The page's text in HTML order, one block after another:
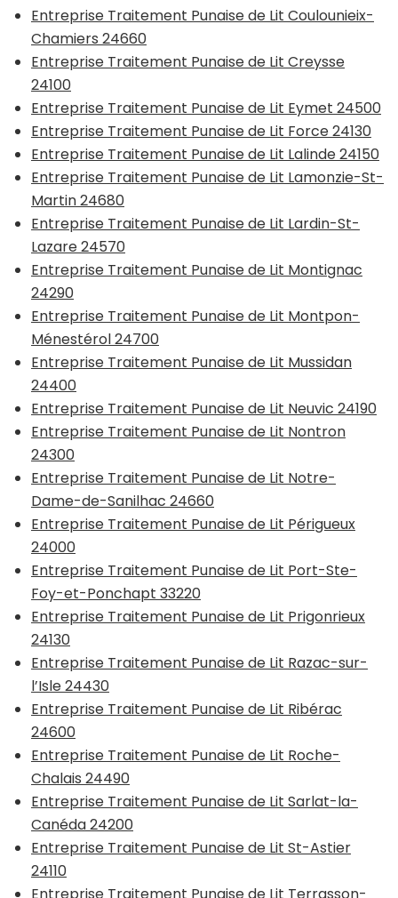
Entreprise Traitement Punaise de Lit Coulounieix-
Chamiers 24660
Entreprise Traitement Punaise de Lit Creysse
24100
Entreprise Traitement Punaise de Lit Eymet 24500
Entreprise Traitement Punaise de Lit Force 24130
Entreprise Traitement Punaise de Lit Lalinde 24150
Entreprise Traitement Punaise de Lit Lamonzie-St-
Martin 24680
Entreprise Traitement Punaise de Lit Lardin-St-
Lazare 24570
Entreprise Traitement Punaise de Lit Montignac
24290
Entreprise Traitement Punaise de Lit Montpon-
Ménestérol 24700
Entreprise Traitement Punaise de Lit Mussidan
24400
Entreprise Traitement Punaise de Lit Neuvic 24190
Entreprise Traitement Punaise de Lit Nontron
24300
Entreprise Traitement Punaise de Lit Notre-
Dame-de-Sanilhac 24660
Entreprise Traitement Punaise de Lit Périgueux
24000
Entreprise Traitement Punaise de Lit Port-Ste-
Foy-et-Ponchapt 33220
Entreprise Traitement Punaise de Lit Prigonrieux
24130
Entreprise Traitement Punaise de Lit Razac-sur-
l’Isle 24430
Entreprise Traitement Punaise de Lit Ribérac
24600
Entreprise Traitement Punaise de Lit Roche-
Chalais 24490
Entreprise Traitement Punaise de Lit Sarlat-la-
Canéda 24200
Entreprise Traitement Punaise de Lit St-Astier
24110
Entreprise Traitement Punaise de Lit Terrasson-